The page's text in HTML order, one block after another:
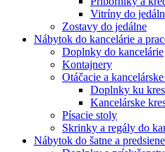
Vitríny do
Zostavy do jedálne
Nábytok do kancelárie a
Doplnky do kancelárie
Kontajnery
Otáčacie a
Doplnky ku
Kancelárske
Písacie stoly
Skrinky a regály do
Nábytok do šatne a predsiene